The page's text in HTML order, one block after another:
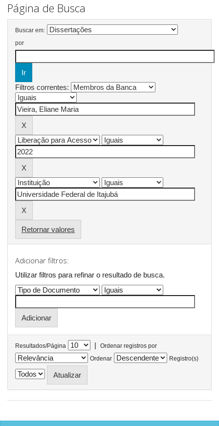
Página de Busca
Buscar em:
por
Filtros correntes:
Retornar valores
Adicionar filtros:
Utilizar filtros para refinar o resultado de busca.
Resultados/Página |
Ordenar registros por
Ordenar
Registro(s)